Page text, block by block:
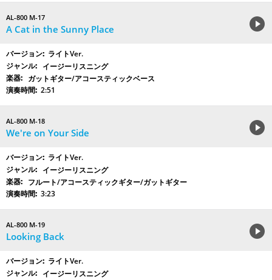
AL-800 M-17
A Cat in the Sunny Place
ライトVer.
イージーリスニング
ガットギター/アコースティックベース
2:51
AL-800 M-18
We're on Your Side
ライトVer.
イージーリスニング
フルート/アコースティックギター/ガットギター
3:23
AL-800 M-19
Looking Back
ライトVer.
イージーリスニング